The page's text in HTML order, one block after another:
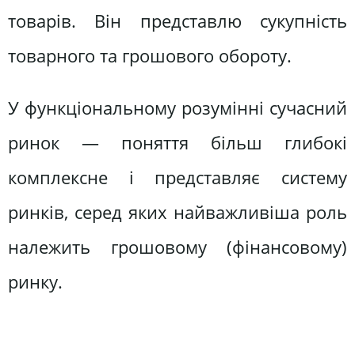
товарів. Він представлю сукупність
товарного та грошового обороту.
У функціональному розумінні сучасний
ринок — поняття більш глибокі
комплексне і представляє систему
ринків, серед яких найважливіша роль
належить грошовому (фінансовому)
ринку.